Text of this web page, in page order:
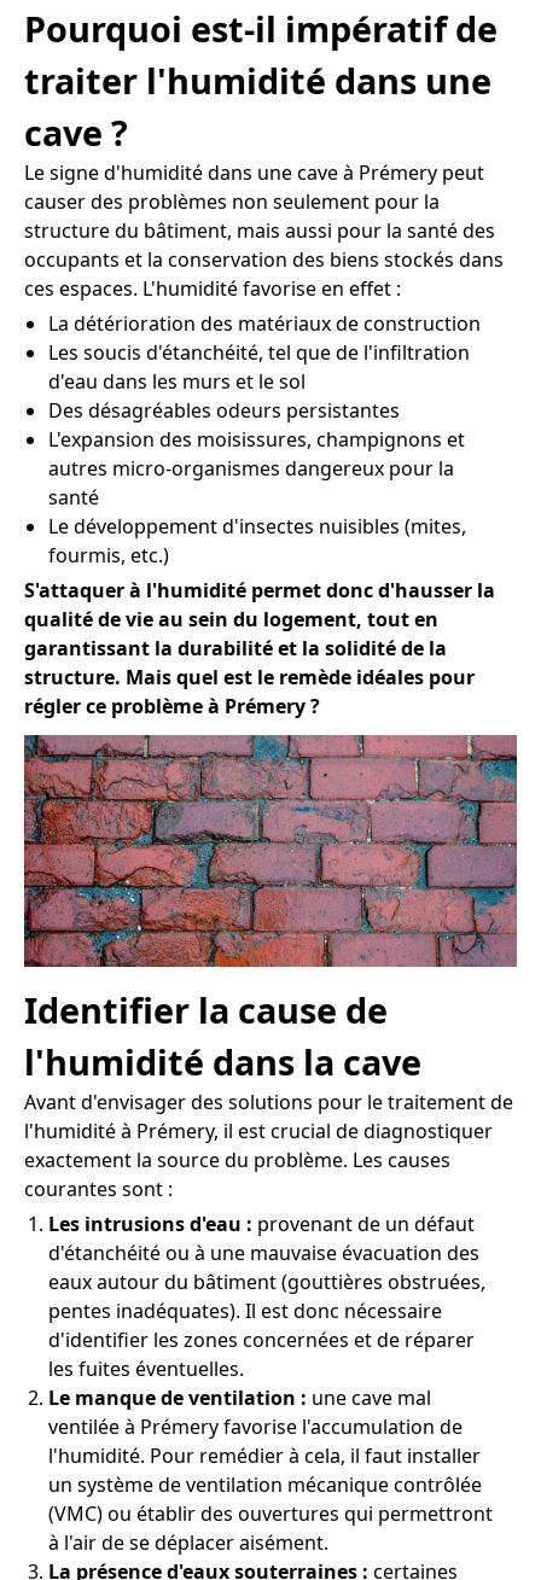
Pourquoi est-il impératif de
traiter l'humidité dans une
cave ?
Le signe d'humidité dans une cave à Prémery peut
causer des problèmes non seulement pour la
structure du bâtiment, mais aussi pour la santé des
occupants et la conservation des biens stockés dans
ces espaces. L'humidité favorise en effet :
La détérioration des matériaux de construction
Les soucis d'étanchéité, tel que de l'infiltration
d'eau dans les murs et le sol
Des désagréables odeurs persistantes
L'expansion des moisissures, champignons et
autres micro-organismes dangereux pour la
santé
Le développement d'insectes nuisibles (mites,
fourmis, etc.)
S'attaquer à l'humidité permet donc d'hausser la
qualité de vie au sein du logement, tout en
garantissant la durabilité et la solidité de la
structure. Mais quel est le remède idéales pour
régler ce problème à Prémery ?
Identifier la cause de
l'humidité dans la cave
Avant d'envisager des solutions pour le traitement de
l'humidité à Prémery, il est crucial de diagnostiquer
exactement la source du problème. Les causes
courantes sont :
Les intrusions d'eau : provenant de un défaut
d'étanchéité ou à une mauvaise évacuation des
eaux autour du bâtiment (gouttières obstruées,
pentes inadéquates). Il est donc nécessaire
d'identifier les zones concernées et de réparer
les fuites éventuelles.
Le manque de ventilation : une cave mal
ventilée à Prémery favorise l'accumulation de
l'humidité. Pour remédier à cela, il faut installer
un système de ventilation mécanique contrôlée
(VMC) ou établir des ouvertures qui permettront
à l'air de se déplacer aisément.
La présence d'eaux souterraines : certaines